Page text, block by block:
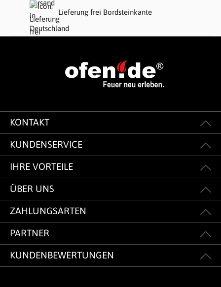
Lieferung frei Bordsteinkante
KONTAKT
KUNDENSERVICE
IHRE VORTEILE
ÜBER UNS
ZAHLUNGSARTEN
PARTNER
KUNDENBEWERTUNGEN